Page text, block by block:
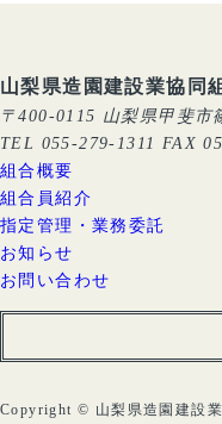
山梨県造園建設業協同
〒400-0115 山梨県甲斐市
TEL 055-279-1311 FAX
組合概要
組合員紹介
指定管理・業務委託
お知らせ
お問い合わせ
Copyright © 山梨県造園建設